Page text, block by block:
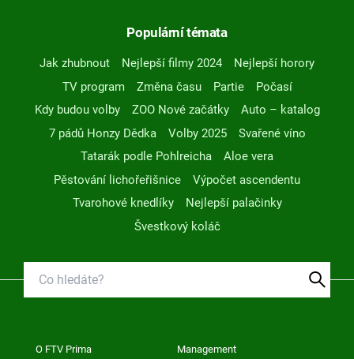
Populární témata
Jak zhubnout Nejlepší filmy 2024
Nejlepší horory
TV program
Změna času Partie
Počasí
Kdy budou volby
ZOO Nové začátky
Auto – katalog
7 pádů Honzy Dědka
Volby 2025
Svařené víno
Tatarák podle Pohlreicha
Aloe vera
Pěstování lichořeřišnice
Výpočet ascendentu
Tvarohové knedlíky
Nejlepší palačinky
Švestkový koláč
O FTV Prima Management